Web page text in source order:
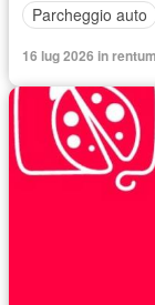
Parcheggio auto
16 lug 2026 in